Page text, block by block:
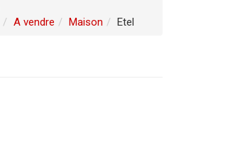
A vendre Maison Etel